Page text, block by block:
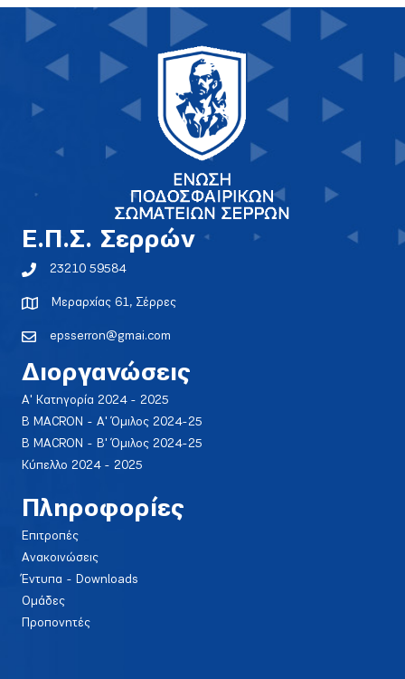
E.Π.Σ. Σερρών
23210 59584
Μεραρχίας 61, Σέρρες
epsserron@gmai.com
Διοργανώσεις
Α' Κατηγορία 2024 - 2025
Β MACRON - Α' Όμιλος 2024-25
Β MACRON - Β' Όμιλος 2024-25
Κύπελλο 2024 - 2025
Πληροφορίες
Επιτροπές
Ανακοινώσεις
Έντυπα - Downloads
Ομάδες
Προπονητές